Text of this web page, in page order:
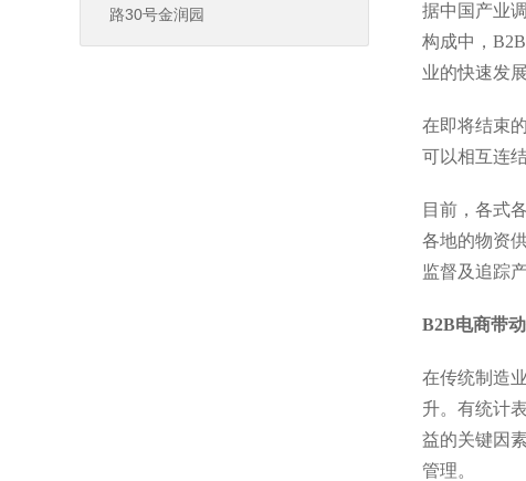
路30号金润园
据中国产业
构成中，
业的快速发展
在即将结束
可以相互连
目前，各式
各地的物资
监督及追踪
B2B电商带动
在传统制造
升。有统计
益的关键因
管理。